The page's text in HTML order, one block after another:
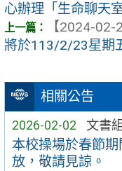
相關公告
2026-02-02 文書組
本校操場於春節
放，敬請見諒。
心辦理「生命聊天
【2024-02-
將於113/2/23星期